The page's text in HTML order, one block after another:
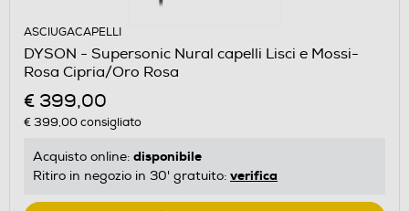
ASCIUGACAPELLI
DYSON - Supersonic Nural capelli Lisci e Mossi-
Rosa Cipria/Oro Rosa
€ 399,00
€ 399,00consigliato
Acquisto online: disponibile
Ritiro in negozio in 30' gratuito: verifica